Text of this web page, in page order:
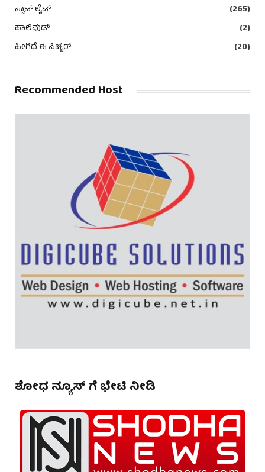
ಸ್ಪಾಟ್ ಲೈಟ್
(265)
ಹಾಲಿವುಡ್
(2)
ಹೀಗಿದೆ ಈ ಪಿಚ್ಚರ್
(20)
Recommended Host
ಶೋಧ ನ್ಯೂಸ್ ಗೆ ಭೇಟಿ ನೀಡಿ